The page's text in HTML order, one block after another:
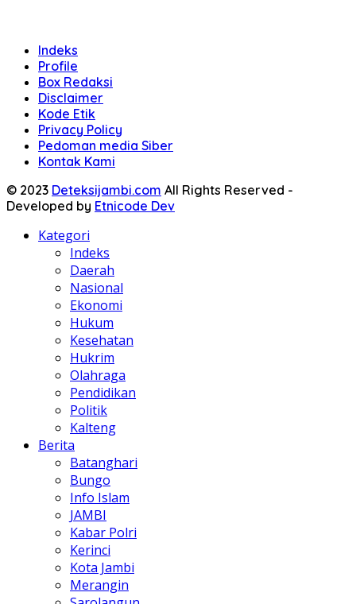
Indeks
Profile
Box Redaksi
Disclaimer
Kode Etik
Privacy Policy
Pedoman media Siber
Kontak Kami
© 2023 Deteksijambi.com All Rights Reserved -
Developed by Etnicode Dev
Kategori
Indeks
Daerah
Nasional
Ekonomi
Hukum
Kesehatan
Hukrim
Olahraga
Pendidikan
Politik
Kalteng
Berita
Batanghari
Bungo
Info Islam
JAMBI
Kabar Polri
Kerinci
Kota Jambi
Merangin